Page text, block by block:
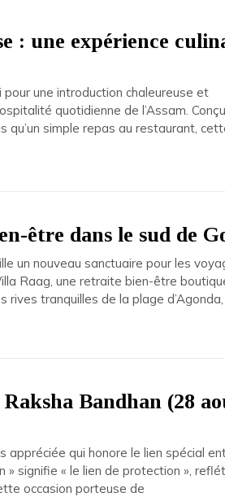
: une expérience
une introduction chaleureuse et
quotidienne de l’Assam.
qu’un simple repas au restaurant,
être dans le sud de
un nouveau sanctuaire pour les
Raag, une retraite bien-être
rives tranquilles de la plage
Bandhan (28
appréciée qui honore le lien spécial
signifie « le lien de protection »,
occasion porteuse de